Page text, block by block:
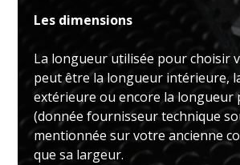
Les dimensions
La longueur utilisée pour choisir
peut être la longueur intérieure,
extérieure ou encore la longueur
(donnée fournisseur technique
mentionnée sur votre ancienne
que sa largeur.